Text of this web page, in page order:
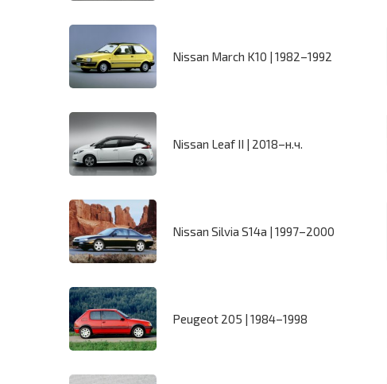
Nissan March K10 | 1982–1992
Nissan Leaf II | 2018–н.ч.
Nissan Silvia S14a | 1997–2000
Peugeot 205 | 1984–1998